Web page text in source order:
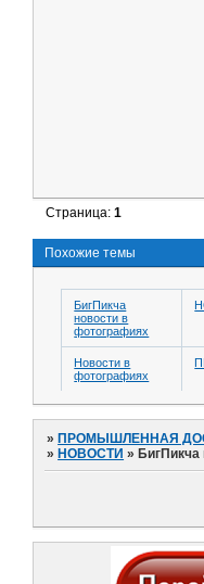
Страница:1
Похожие темы
БигПикча
новости в
фотографиях
Новости в
фотографиях
»ПРОМЫШЛЕННАЯ
»НОВОСТИ »БигПикча